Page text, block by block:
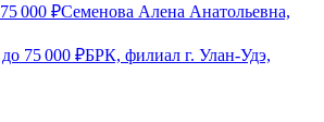
75 000 ₽Семенова Алена Анатольевна,
до 75 000 ₽БРК, филиал г. Улан-Удэ,